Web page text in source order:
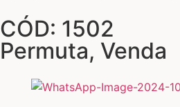
CÓD: 1502
Permuta, Venda